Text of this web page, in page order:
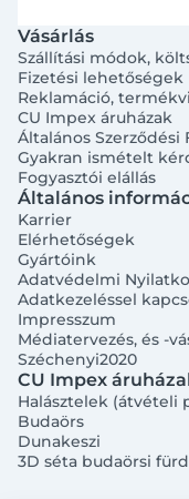
Bejelentkezés e-
Megjegyzés
Vásárlás
Szállítási módok,
Fizetési lehetőségek
Reklamáció,
CU Impex áruházak
Általános
Gyakran ismételt
Fogyasztói elállás
Általános
Karrier
Elérhetőségek
Gyártóink
Adatvédelmi
Adatkezeléssel
Impresszum
Médiatervezés, és -
Széchenyi2020
CU Impex
Halásztelek (átvételi
Budaörs
Dunakeszi
3D séta budaörsi